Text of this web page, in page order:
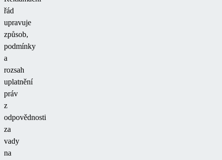
řád
upravuje
způsob,
podmínky
a
rozsah
uplatnění
práv
z
odpovědnosti
za
vady
na